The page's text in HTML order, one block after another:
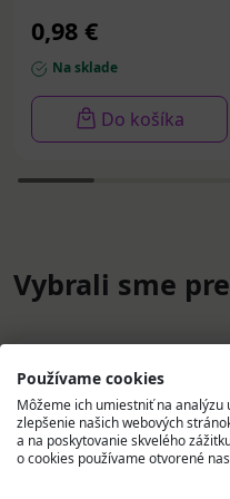
0,98 €
Na sklade
Do košíka
Vybrali sme
Používame cookies
Môžeme ich umiestniť na analýzu
zlepšenie našich webových
a na poskytovanie skvelého
o cookies používame otvorené